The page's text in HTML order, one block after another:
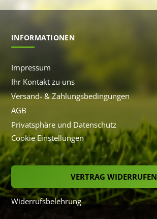
INFORMATIONEN
Impressum
Ihr Kontakt zu uns
Versand- & Zahlungsbedingungen
AGB
Privatsphäre und Datenschutz
Cookie Einstellungen
VERTRAG WIDERRUFEN
Widerrufsbelehrung